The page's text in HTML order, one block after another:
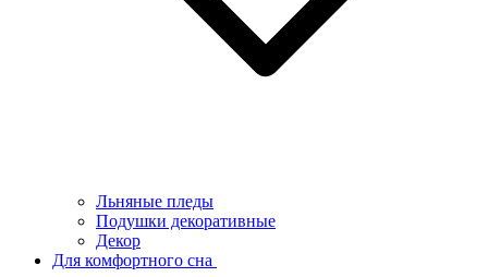
Льняные пледы
Подушки декоративные
Декор
Для комфортного сна